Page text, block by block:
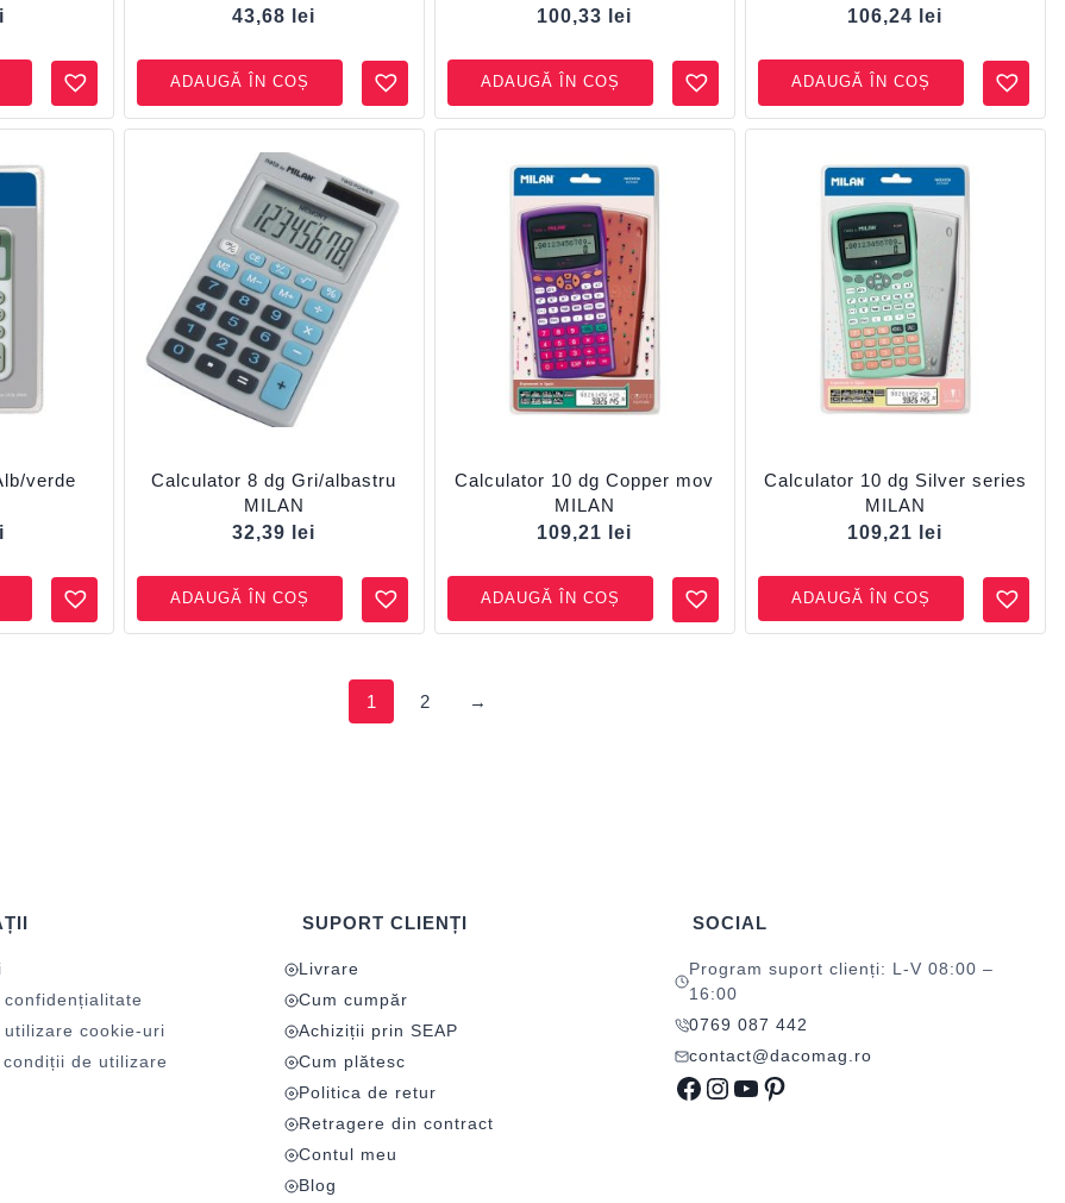
43,68
lei
ADAUGĂ ÎN COȘ
100,33 lei
ADAUGĂ ÎN COȘ
106,24
lei
ADAUGĂ ÎN COȘ
verde
Calculator 8 dg Gri/albastru
MILAN
32,39
lei
ADAUGĂ ÎN COȘ
Calculator 10 dg Copper mov
MILAN
109,21
lei
ADAUGĂ ÎN COȘ
Calculator 10 dg Silver series
MILAN
109,21
lei
ADAUGĂ ÎN COȘ
1 2 →
utilizare cookie-uri
de utilizare
SUPORT CLIENȚI
Livrare
Cum cumpăr
Achiziții prin SEAP
Cum plătesc
Politica de retur
Retragere din contract
Contul meu
Blog
SOCIAL
Program suport clienți: L-V 08:00 –
16:00
0769 087 442
contact@dacomag.ro
Facebook
Instagram
YouTube
Pinterest